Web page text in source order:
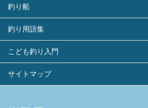
釣り船
釣り用語集
こども釣り入門
サイトマップ